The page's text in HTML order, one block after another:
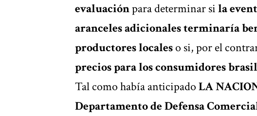
evaluaciónpara determinar sila
aranceles adicionales terminaría
productores localeso si, por el
precios para los consumidores
Tal como había anticipadoLA
Departamento de Defensa